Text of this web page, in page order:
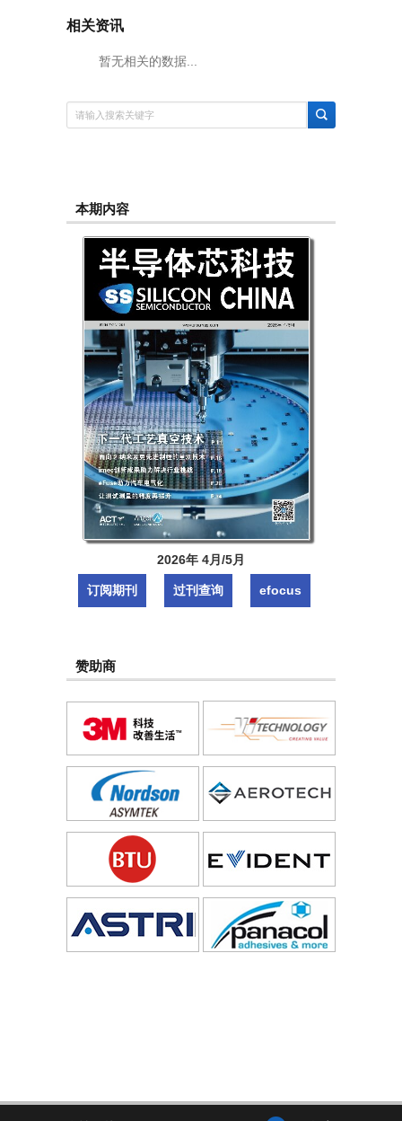
相关资讯
暂无相关的数据...
本期内容
2026年 4月/5月
订阅期刊 过刊查询 efocus
赞助商